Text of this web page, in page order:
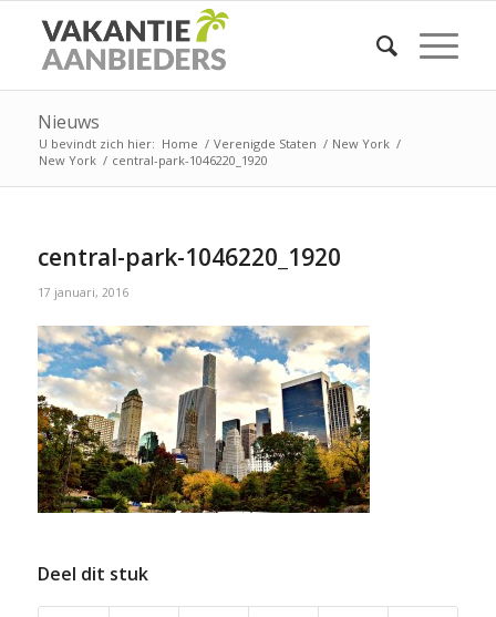
Nieuws
U bevindt zich hier: Home / Verenigde Staten / New York /
New York / central-park-1046220_1920
central-park-1046220_1920
17 januari, 2016
Deel dit stuk